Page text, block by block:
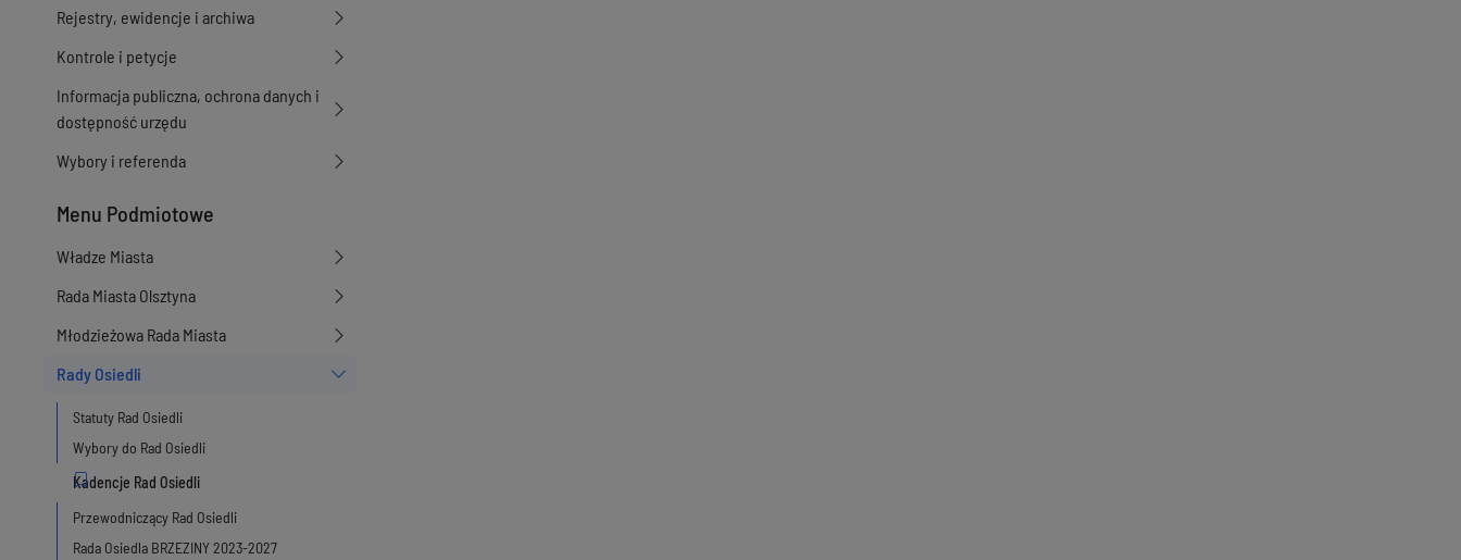
Rejestry, ewidencje i archiwa
Kontrole i petycje
Informacja publiczna, ochrona danych i
dostępność urzędu
Wybory i referenda
Menu Podmiotowe
Władze Miasta
Rada Miasta Olsztyna
Młodzieżowa Rada Miasta
Rady Osiedli
Statuty Rad Osiedli
Wybory do Rad Osiedli
Przewodniczący Rad Osiedli
Rada Osiedla BRZEZINY 2023-2027